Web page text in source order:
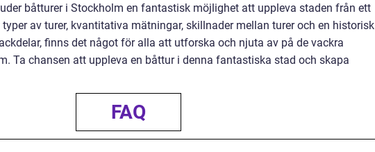
båtturer i Stockholm en fantastisk möjlighet att uppleva staden från ett
av turer, kvantitativa mätningar, skillnader mellan turer och en historisk
finns det något för alla att utforska och njuta av på de vackra
Ta chansen att uppleva en båttur i denna fantastiska stad och skapa
FAQ